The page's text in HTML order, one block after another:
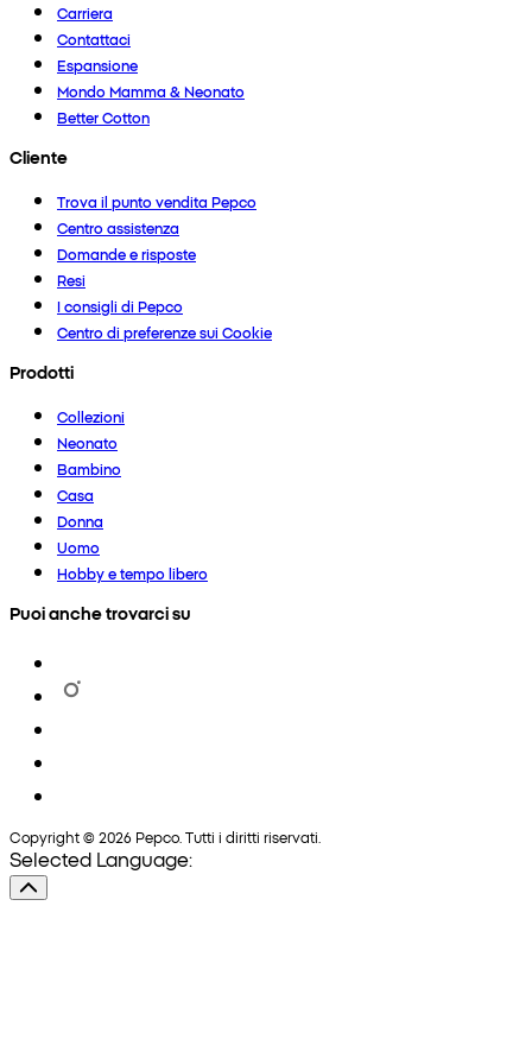
Carriera
Contattaci
Espansione
Mondo Mamma & Neonato
Better Cotton
Cliente
Trova il punto vendita Pepco
Centro assistenza
Domande e risposte
Resi
I consigli di Pepco
Centro di preferenze sui Cookie
Prodotti
Collezioni
Neonato
Bambino
Casa
Donna
Uomo
Hobby e tempo libero
Puoi anche trovarci su
Copyright © 2026 Pepco. Tutti i diritti riservati.
Selected Language: